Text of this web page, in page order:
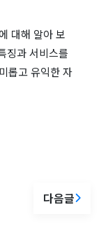
대해 알아 보
징과 서비스를
롭고 유익한 자
다음글